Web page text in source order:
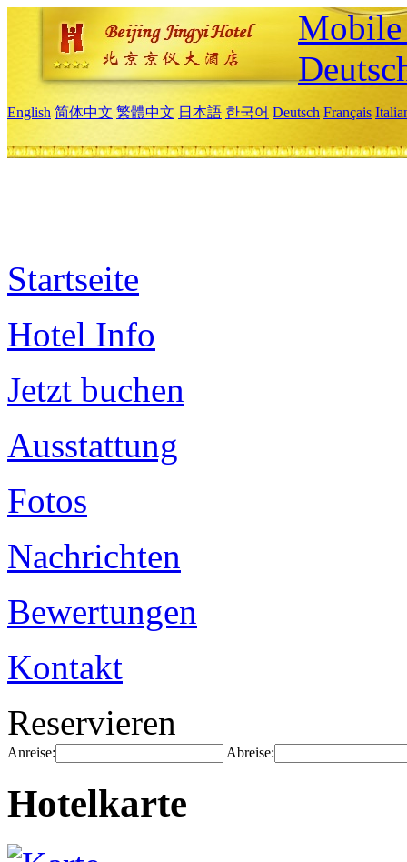
English 简体中文 繁體中文 日本語 한국어 Deutsch Français
Startseite
Hotel Info
Jetzt buchen
Ausstattung
Fotos
Nachrichten
Bewertungen
Kontakt
Reservieren
Anreise: Abreise:
Hotelkarte